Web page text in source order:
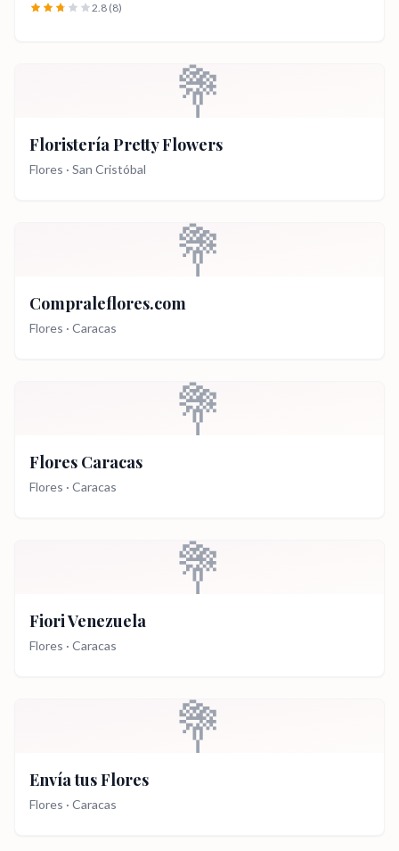
2.8 (8)
💐
Floristería Pretty Flowers
Flores · San Cristóbal
💐
Compraleflores.com
Flores · Caracas
💐
Flores Caracas
Flores · Caracas
💐
Fiori Venezuela
Flores · Caracas
💐
Envía tus Flores
Flores · Caracas